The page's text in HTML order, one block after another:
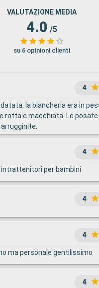
VALUTAZIONE MEDIA
4.0 /5
su 6 opinioni clienti
4
la biancheria era in
rotta e macchiata. Le posate
4
intrattenitori per bambini
4
4
ma personale gentilissimo
4